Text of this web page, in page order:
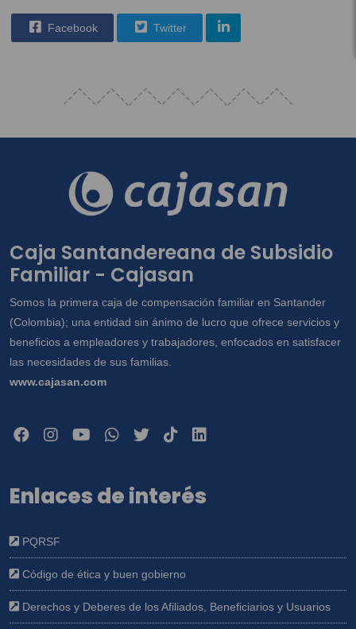
Facebook Twitter
Caja Santandereana de Subsidio
Familiar - Cajasan
Somos la primera caja de compensación familiar en Santander
(Colombia); una entidad sin ánimo de lucro que ofrece servicios y
beneficios a empleadores y trabajadores, enfocados en satisfacer
las necesidades de sus familias.
www.cajasan.com
Enlaces de interés
PQRSF
Código de ética y buen gobierno
Derechos y Deberes de los Afiliados, Beneficiarios y Usuarios